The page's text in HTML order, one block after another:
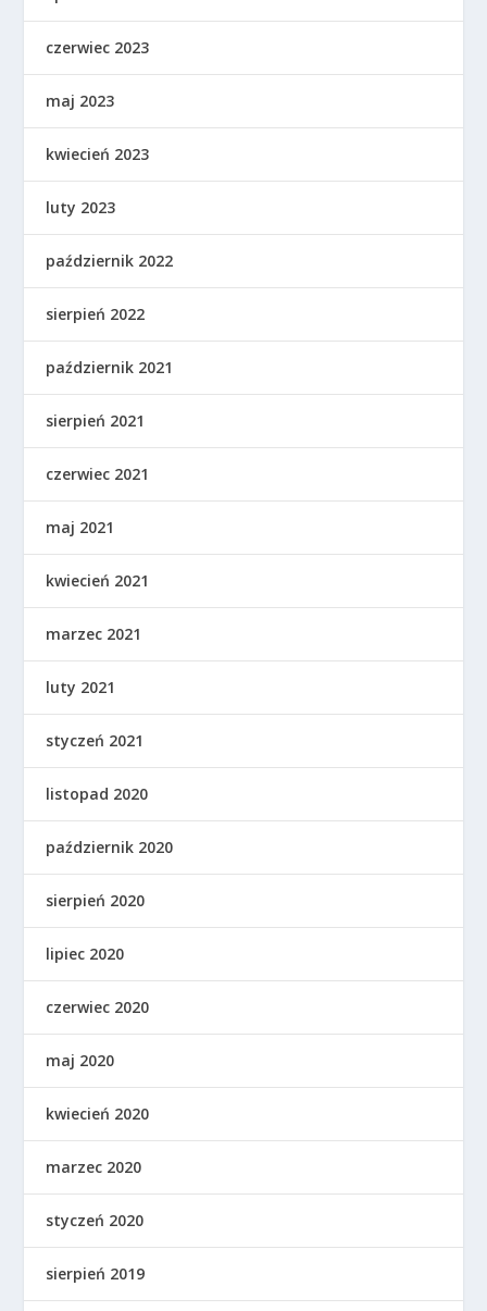
czerwiec 2023
maj 2023
kwiecień 2023
luty 2023
październik 2022
sierpień 2022
październik 2021
sierpień 2021
czerwiec 2021
maj 2021
kwiecień 2021
marzec 2021
luty 2021
styczeń 2021
listopad 2020
październik 2020
sierpień 2020
lipiec 2020
czerwiec 2020
maj 2020
kwiecień 2020
marzec 2020
styczeń 2020
sierpień 2019